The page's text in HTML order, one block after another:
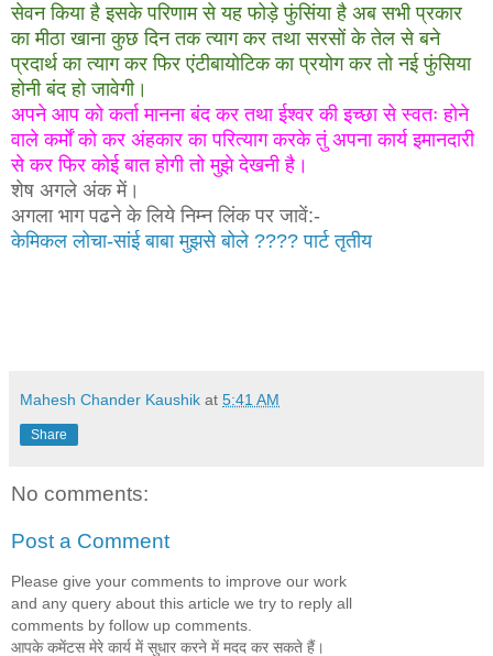
सेवन किया है इसके परिणाम से यह फोड़े फुंसिंया है अब सभी प्रकार
का मीठा खाना कुछ दिन तक त्याग कर तथा सरसों के तेल से बने
प्रदार्थ का त्याग कर फिर एंटीबायोटिक का प्रयोग कर तो नई फुंसिया
होनी बंद हो जावेगी।
अपने आप को कर्ता मानना बंद कर तथा ईश्वर की इच्छा से स्वतः होने
वाले कर्मों को कर अंहकार का परित्याग करके तुं अपना कार्य इमानदारी
से कर फिर कोई बात होगी तो मुझे देखनी है।
शेष अगले अंक में।
अगला भाग पढने के लिये निम्न लिंक पर जावें:-
केमिकल लोचा-सांई बाबा मुझसे बोले ???? पार्ट तृतीय
Mahesh Chander Kaushik at 5:41 AM
Share
No comments:
Post a Comment
Please give your comments to improve our work
and any query about this article we try to reply all
comments by follow up comments.
आपके कमेंटस मेरे कार्य में सुधार करने में मदद कर सकते हैं।